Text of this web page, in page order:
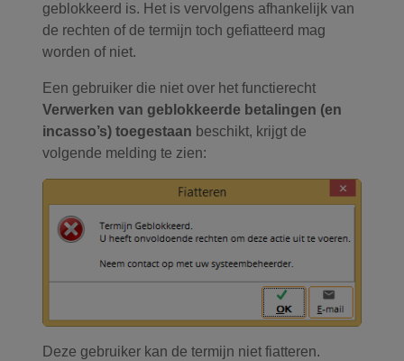
geblokkeerd is. Het is vervolgens afhankelijk van
de rechten of de termijn toch gefiatteerd mag
worden of niet.
Een gebruiker die niet over het functierecht
Verwerken van geblokkeerde betalingen (en
incasso’s) toegestaan beschikt, krijgt de
volgende melding te zien:
Deze gebruiker kan de termijn niet fiatteren.